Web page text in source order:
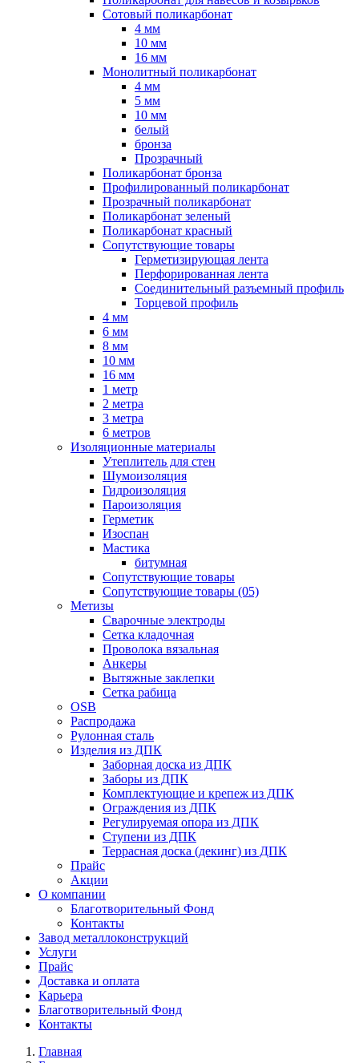
Сотовый поликарбонат
4 мм
10 мм
16 мм
Монолитный поликарбонат
4 мм
5 мм
10 мм
белый
бронза
Прозрачный
Поликарбонат бронза
Профилированный поликарбонат
Прозрачный поликарбонат
Поликарбонат зеленый
Поликарбонат красный
Сопутствующие товары
Герметизирующая лента
Перфорированная лента
Соединительный разъемный профиль
Торцевой профиль
4 мм
6 мм
8 мм
10 мм
16 мм
1 метр
2 метра
3 метра
6 метров
Изоляционные материалы
Утеплитель для стен
Шумоизоляция
Гидроизоляция
Пароизоляция
Герметик
Изоспан
Мастика
битумная
Сопутствующие товары
Сопутствующие товары (05)
Метизы
Сварочные электроды
Сетка кладочная
Проволока вязальная
Анкеры
Вытяжные заклепки
Сетка рабица
OSB
Распродажа
Рулонная сталь
Изделия из ДПК
Заборная доска из ДПК
Заборы из ДПК
Комплектующие и крепеж из ДПК
Ограждения из ДПК
Регулируемая опора из ДПК
Ступени из ДПК
Террасная доска (декинг) из ДПК
Прайс
Акции
О компании
Благотворительный Фонд
Контакты
Завод металлоконструкций
Услуги
Прайс
Доставка и оплата
Карьера
Благотворительный Фонд
Контакты
Главная